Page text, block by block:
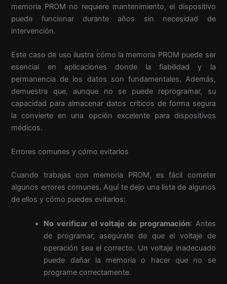
memoria PROM no requiere mantenimiento, el dispositivo
puede funcionar durante años sin necesidad de
intervención.
Este caso de uso ilustra cómo la memoria PROM puede ser
esencial en aplicaciones donde la fiabilidad y la
permanencia de los datos son fundamentales. Además,
demuestra que, aunque no se puede reprogramar, su
capacidad para almacenar datos críticos de forma segura
la convierte en una opción excelente para dispositivos
médicos.
Errores comunes y cómo evitarlos
Cuando trabajas con memoria PROM, es fácil cometer
algunos errores comunes. Aquí te dejo una lista de algunos
de ellos y cómo puedes evitarlos:
No verificar el voltaje de programación: Antes
de programar, asegúrate de que el voltaje de
operación sea el correcto. Un voltaje inadecuado
puede dañar la memoria o hacer que no se
programe correctamente.